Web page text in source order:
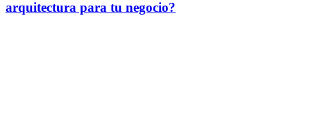
arquitectura para tu negocio?